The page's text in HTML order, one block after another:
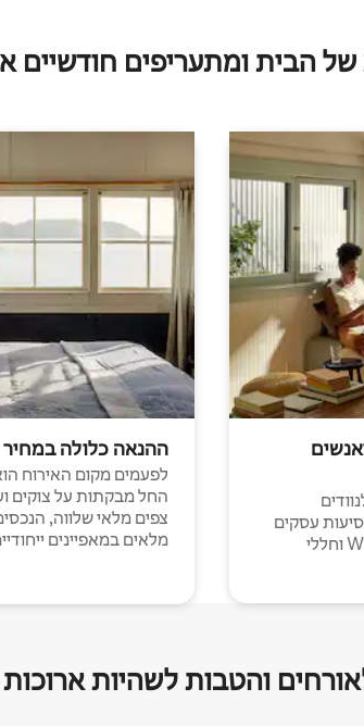
של הבית ומתעריפים חודשיים
עסקים
עם חיבור לרשת Wi-Fi וחללי
ההנאה כלולה במחיר
לפעמים מקום האירוח
החל מבקתות על צוקים
צפים מלאי שלווה,
מלאים במאפיינים
והטבות לשהיות ארוכות